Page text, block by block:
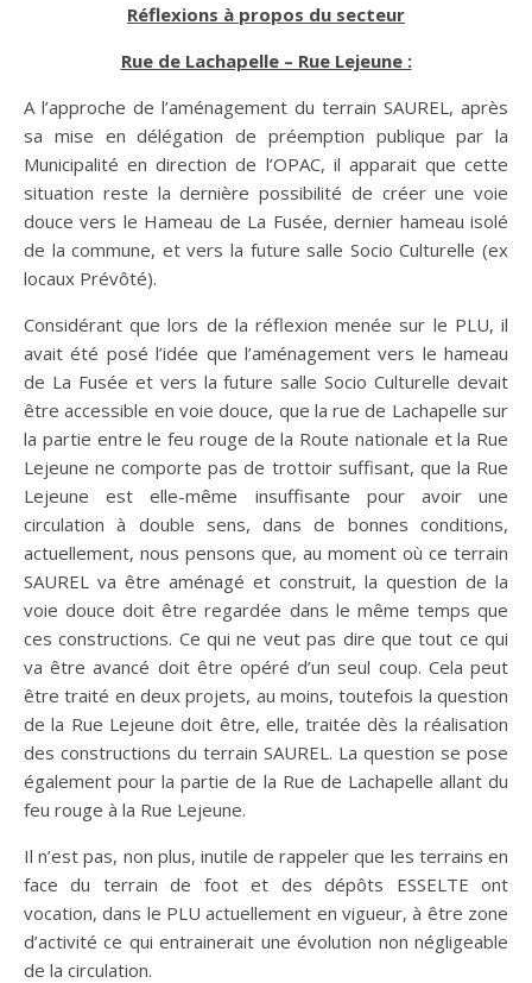
Réflexions à propos du secteur
Rue de Lachapelle – Rue Lejeune :
A l’approche de l’aménagement du terrain SAUREL, après
sa mise en délégation de préemption publique par la
Municipalité en direction de l’OPAC, il apparait que cette
situation reste la dernière possibilité de créer une voie
douce vers le Hameau de La Fusée, dernier hameau isolé
de la commune, et vers la future salle Socio Culturelle (ex
locaux Prévôté).
Considérant que lors de la réflexion menée sur le PLU, il
avait été posé l’idée que l’aménagement vers le hameau
de La Fusée et vers la future salle Socio Culturelle devait
être accessible en voie douce, que la rue de Lachapelle sur
la partie entre le feu rouge de la Route nationale et la Rue
Lejeune ne comporte pas de trottoir suffisant, que la Rue
Lejeune est elle-même insuffisante pour avoir une
circulation à double sens, dans de bonnes conditions,
actuellement, nous pensons que, au moment où ce terrain
SAUREL va être aménagé et construit, la question de la
voie douce doit être regardée dans le même temps que
ces constructions. Ce qui ne veut pas dire que tout ce qui
va être avancé doit être opéré d’un seul coup. Cela peut
être traité en deux projets, au moins, toutefois la question
de la Rue Lejeune doit être, elle, traitée dès la réalisation
des constructions du terrain SAUREL. La question se pose
également pour la partie de la Rue de Lachapelle allant du
feu rouge à la Rue Lejeune.
Il n’est pas, non plus, inutile de rappeler que les terrains en
face du terrain de foot et des dépôts ESSELTE ont
vocation, dans le PLU actuellement en vigueur, à être zone
d’activité ce qui entrainerait une évolution non négligeable
de la circulation.